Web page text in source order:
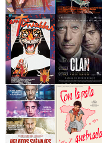
>La ley del deseo
>Qué he hecho yo
para...
>Entre tinieblas >El Clan